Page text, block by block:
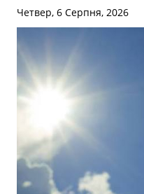
Четвер, 6 Серпня, 2026